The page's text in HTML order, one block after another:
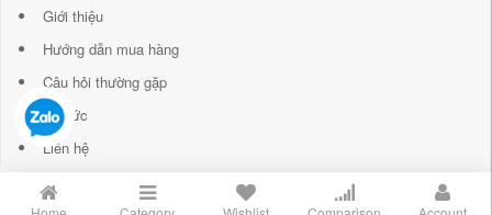
Giới thiệu
Hướng dẫn mua hàng
Câu hỏi thường gặp
Tin tức
Liên hệ